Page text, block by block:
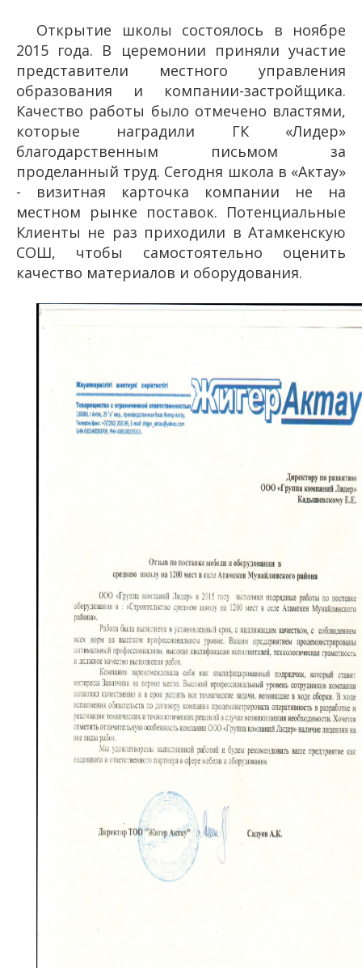
Открытие школы состоялось в ноябре
2015 года. В церемонии приняли участие
представители местного управления
образования и компании-застройщика.
Качество работы было отмечено властями,
которые наградили ГК «Лидер»
благодарственным письмом за
проделанный труд. Сегодня школа в «Актау»
- визитная карточка компании не на
местном рынке поставок. Потенциальные
Клиенты не раз приходили в Атамкенскую
СОШ, чтобы самостоятельно оценить
качество материалов и оборудования.